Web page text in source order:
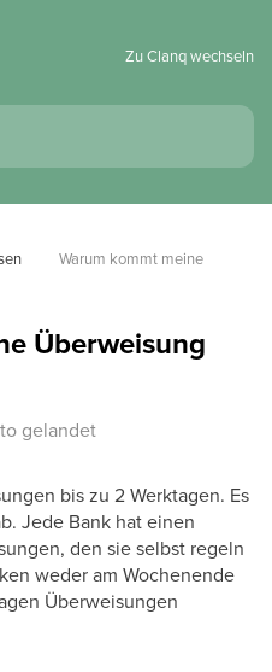
Zu Clanq wechseln
Warum kommt meine
Überweisung
gelandet
bis zu 2 Werktagen. Es
Jede Bank hat einen
den sie selbst regeln
weder am Wochenende
Überweisungen